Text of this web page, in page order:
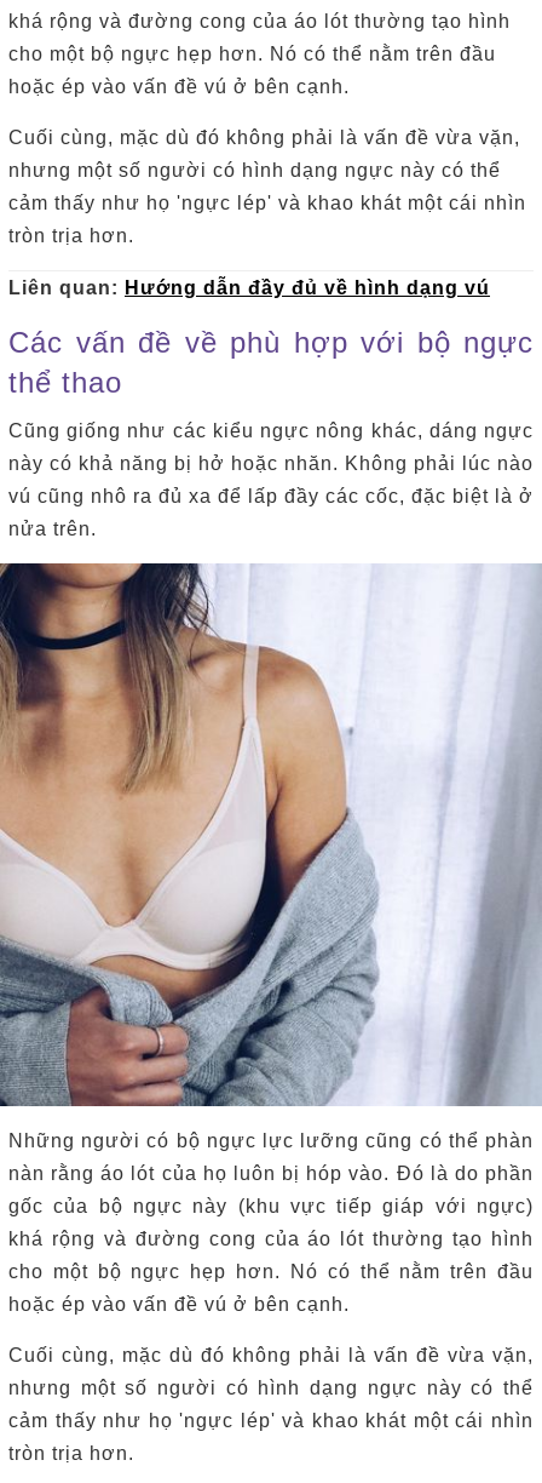
khá rộng và đường cong của áo lót thường tạo hình
cho một bộ ngực hẹp hơn. Nó có thể nằm trên đầu
hoặc ép vào vấn đề vú ở bên cạnh.
Cuối cùng, mặc dù đó không phải là vấn đề vừa vặn,
nhưng một số người có hình dạng ngực này có thể
cảm thấy như họ 'ngực lép' và khao khát một cái nhìn
tròn trịa hơn.
Liên quan: Hướng dẫn đầy đủ về hình dạng vú
Các vấn đề về phù hợp với bộ ngực
thể thao
Cũng giống như các kiểu ngực nông khác, dáng ngực
này có khả năng bị hở hoặc nhăn. Không phải lúc nào
vú cũng nhô ra đủ xa để lấp đầy các cốc, đặc biệt là ở
nửa trên.
Những người có bộ ngực lực lưỡng cũng có thể phàn
nàn rằng áo lót của họ luôn bị hóp vào. Đó là do phần
gốc của bộ ngực này (khu vực tiếp giáp với ngực)
khá rộng và đường cong của áo lót thường tạo hình
cho một bộ ngực hẹp hơn.
Nó có thể nằm trên đầu
hoặc ép vào vấn đề vú ở bên cạnh.
Cuối cùng, mặc dù đó không phải là vấn đề vừa vặn,
nhưng một số người có hình dạng ngực này có thể
cảm thấy như họ 'ngực lép' và khao khát một cái nhìn
tròn trịa hơn.